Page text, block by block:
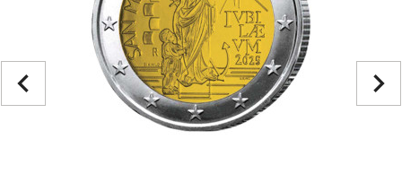
navigate_next
navigate_before